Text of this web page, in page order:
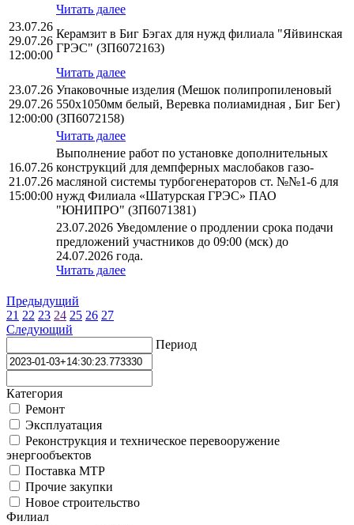
Читать далее
23.07.26
29.07.26
12:00:00
Керамзит в Биг Бэгах для нужд филиала "Яйвинская
ГРЭС" (ЗП6072163)
Читать далее
23.07.26
29.07.26
12:00:00
Упаковочные изделия (Мешок полипропиленовый
550х1050мм белый, Веревка полиамидная , Биг Бег)
(ЗП6072158)
Читать далее
16.07.26
21.07.26
15:00:00
Выполнение работ по установке дополнительных
конструкций для демпферных маслобаков газо-
масляной системы турбогенераторов ст. №№1-6 для
нужд Филиала «Шатурская ГРЭС» ПАО
"ЮНИПРО" (ЗП6071381)
23.07.2026 Уведомление о продлении срока подачи
предложений участников до 09:00 (мск) до
24.07.2026 года.
Читать далее
Предыдущий
21 22 23 24 25 26 27
Следующий
Период
Категория
Ремонт
Эксплуатация
Реконструкция и техническое перевооружение
энергообъектов
Поставка МТР
Прочие закупки
Новое строительство
Филиал